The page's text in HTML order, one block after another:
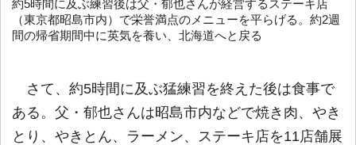
約5時間に及ぶ練習後は父・郁也さんが経営するステーキ店
（東京都昭島市内）で栄誉満点のメニューを平らげる。約2週
間の帰省期間中に英気を養い、北海道へと戻る
さて、約5時間に及ぶ猛練習を終えた後は食事で
ある。父・郁也さんは昭島市内などで焼き肉、やき
とり、やきとん、ラーメン、ステーキ店を11店舗展